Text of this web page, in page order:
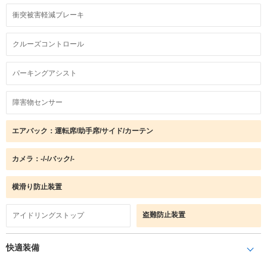
衝突被害軽減ブレーキ
クルーズコントロール
パーキングアシスト
障害物センサー
エアバック：運転席/助手席/サイド/カーテン
カメラ：-/-/バック/-
横滑り防止装置
アイドリングストップ 盗難防止装置
快適装備